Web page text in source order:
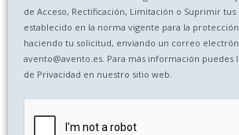
de Acceso, Rectificación, Limitación o Suprimir tus
establecido en la norma vigente para la
haciendo tu solicitud, enviando un correo
avento@avento.es. Para más información puedes
de Privacidad en nuestro sitio web.